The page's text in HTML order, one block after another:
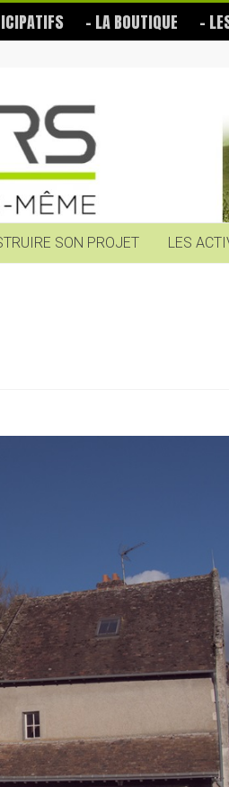
– LA BOUTIQUE –
SON PROJET LES